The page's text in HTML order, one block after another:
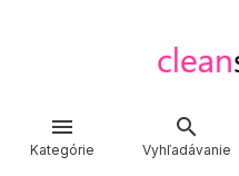

Kategórie

Vyhľadávanie